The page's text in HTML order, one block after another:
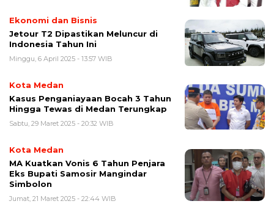
Ekonomi dan Bisnis
Jetour T2 Dipastikan Meluncur di
Indonesia Tahun Ini
Minggu, 6 April 2025 - 13:57 WIB
Kota Medan
Kasus Penganiayaan Bocah 3 Tahun
Hingga Tewas di Medan Terungkap
Sabtu, 29 Maret 2025 - 20:32 WIB
Kota Medan
MA Kuatkan Vonis 6 Tahun Penjara
Eks Bupati Samosir Mangindar
Simbolon
Jumat, 21 Maret 2025 - 22:44 WIB